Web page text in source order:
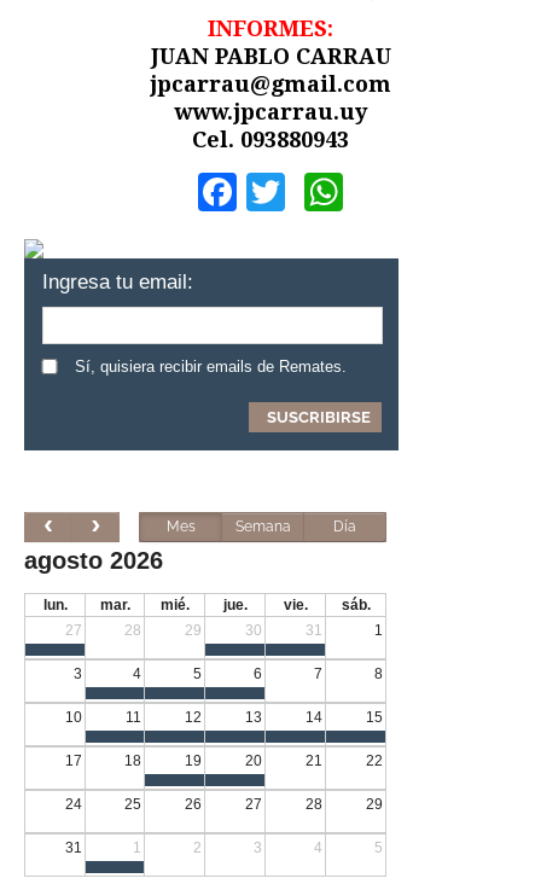
INFORMES:
JUAN PABLO CARRAU
jpcarrau@gmail.com
www.jpcarrau.uy
Cel. 093880943
Facebook
Twitter
Ingresa tu email:
Sí, quisiera recibir emails de Remates.
Mes Semana Día
agosto 2026
lun. mar. mié. jue. vie.
sáb.
27
28 29 30 31 1
3 4 5 6 7 8
10 11 12 13 14 15
17 18 19 20 21 22
24 25 26 27 28 29
31 1 2 3 4 5